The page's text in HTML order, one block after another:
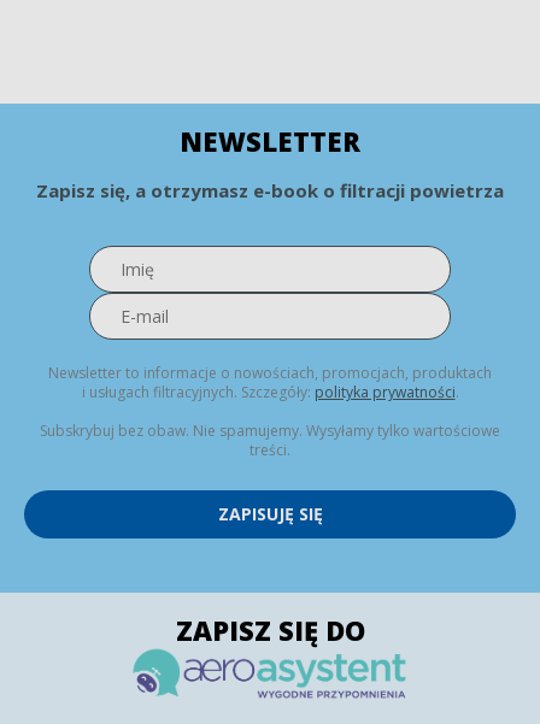
NEWSLETTER
Zapisz się, a otrzymasz e-book o filtracji powietrza
Newsletter to informacje o nowościach, promocjach, produktach
i usługach filtracyjnych. Szczegóły: polityka prywatności.
Subskrybuj bez obaw. Nie spamujemy. Wysyłamy tylko wartościowe
treści.
ZAPISUJĘ SIĘ
ZAPISZ SIĘ DO